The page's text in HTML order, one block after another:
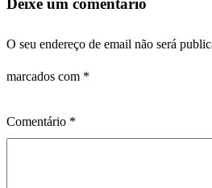
Deixe um comentário
O seu endereço de email não será
marcados com *
Comentário *